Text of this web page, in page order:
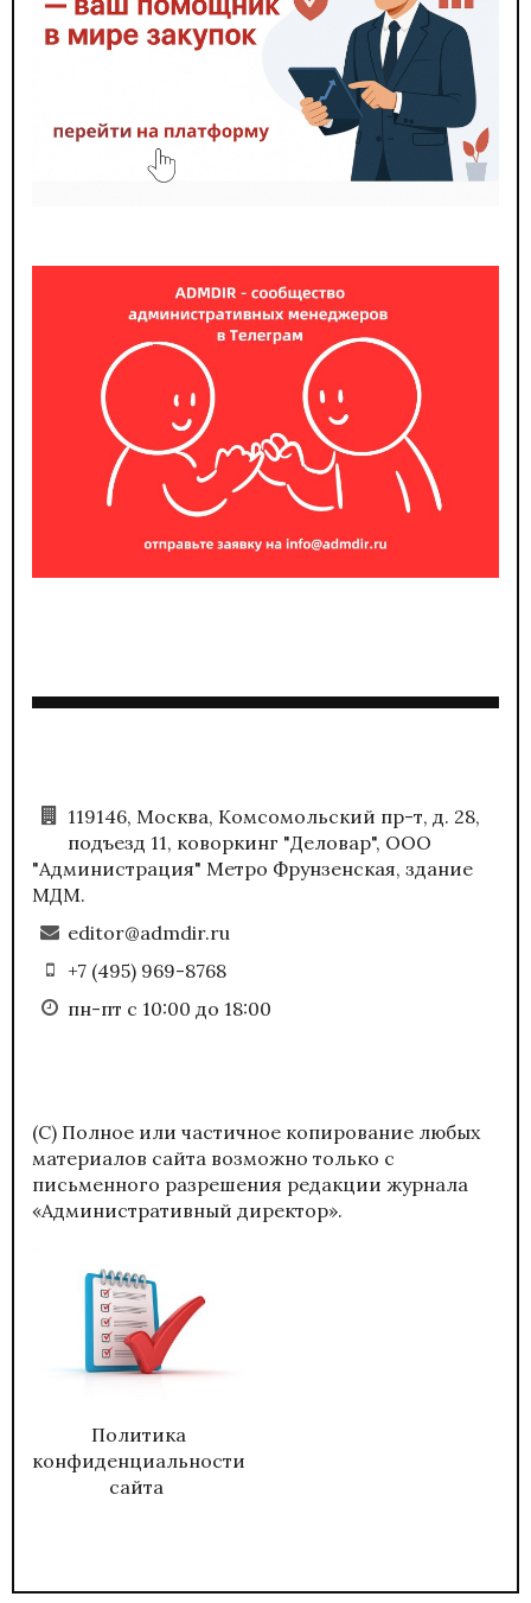
119146, Москва, Комсомольский пр-т, д. 28,
подъезд 11, коворкинг "Деловар", ООО
"Администрация" Метро Фрунзенская, здание
МДМ.
editor@admdir.ru
+7 (495) 969-8768
пн-пт с 10:00 до 18:00
(С) Полное или частичное копирование любых
материалов сайта возможно только с
письменного разрешения редакции журнала
«Административный директор».
Политика
конфиденциальности
сайта